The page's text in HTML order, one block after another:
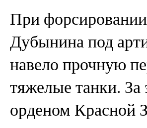
При
Дубынина под
навело прочную
тяжелые танки.
орденом Красной